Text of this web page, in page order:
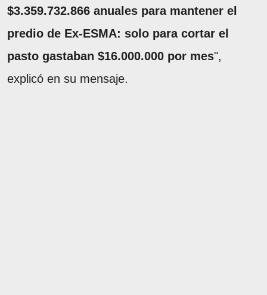
$3.359.732.866 anuales para mantener el
predio de Ex-ESMA: solo para cortar el
pasto gastaban $16.000.000 por mes",
explicó en su mensaje.